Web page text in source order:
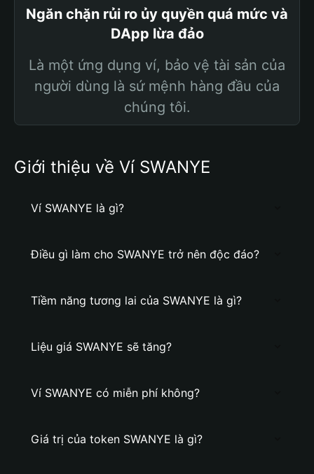
Ngăn chặn rủi ro ủy quyền quá mức và
DApp lừa đảo
Là một ứng dụng ví, bảo vệ tài sản của
người dùng là sứ mệnh hàng đầu của
chúng tôi.
Giới thiệu về Ví SWANYE
Ví SWANYE là gì?
Điều gì làm cho SWANYE trở nên độc đáo?
Tiềm năng tương lai của SWANYE là gì?
Liệu giá SWANYE sẽ tăng?
Ví SWANYE có miễn phí không?
Giá trị của token SWANYE là gì?